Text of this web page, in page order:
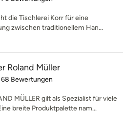
die Tischlerei Korr für eine
zwischen traditionellem Han...
Roland Müller
5 von 5 Sternen
68 Bewertungen
MÜLLER gilt als Spezialist für viele
breite Produktpalette nam...